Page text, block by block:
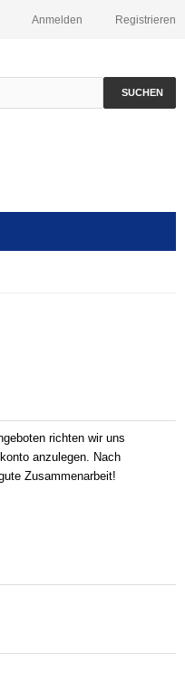
Registrieren
Anmelden
SUCHEN
richten wir uns
anzulegen. Nach
Zusammenarbeit!